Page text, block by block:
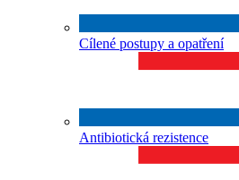
Cílené postupy a opatření
Antibiotická rezistence